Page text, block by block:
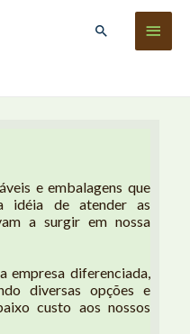
Menu
Pesquisar
e embalagens que
idéia de atender as
a surgir em nossa
empresa diferenciada,
diversas opções e
custo aos nossos